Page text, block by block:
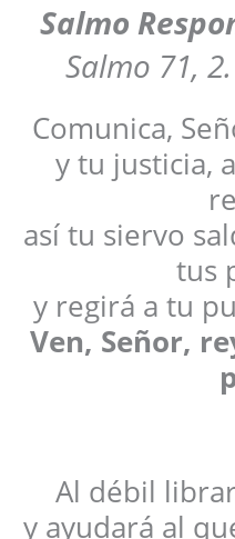
Salmo
Salmo 71,
Comunica,
y tu justicia,
así tu siervo
tus
y regirá a tu
Ven, Señor,
Al débil
y ayudará al